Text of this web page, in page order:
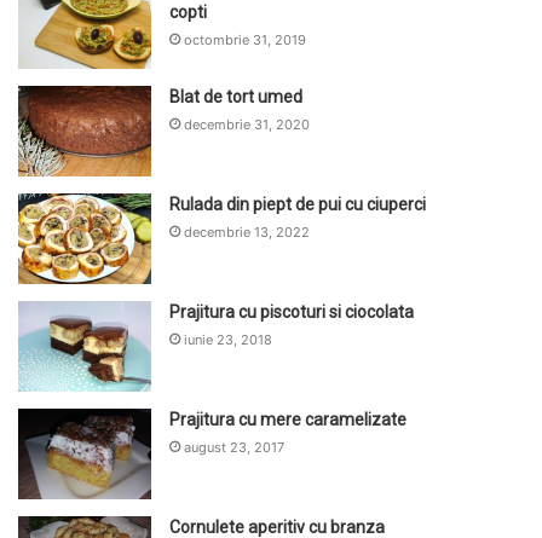
copti
octombrie 31, 2019
Blat de tort umed
decembrie 31, 2020
Rulada din piept de pui cu ciuperci
decembrie 13, 2022
Prajitura cu piscoturi si ciocolata
iunie 23, 2018
Prajitura cu mere caramelizate
august 23, 2017
Cornulete aperitiv cu branza